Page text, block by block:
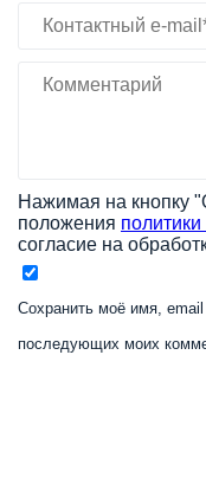
Нажимая на кнопку
положения
согласие на
Сохранить моё имя,
последующих моих